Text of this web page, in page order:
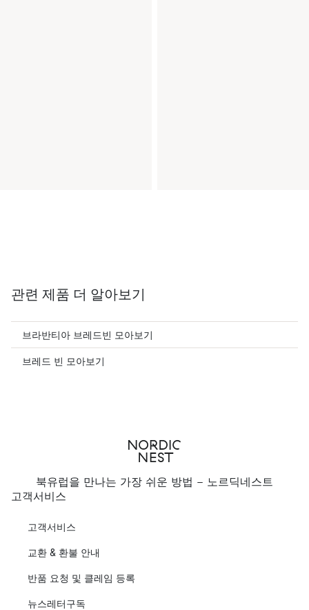
관련 제품 더 알아보기
브라반티아 브레드빈 모아보기
브레드 빈 모아보기
북유럽을 만나는 가장 쉬운 방법 - 노르딕네스트
고객서비스
고객서비스
교환 & 환불 안내
반품 요청 및 클레임 등록
뉴스레터구독